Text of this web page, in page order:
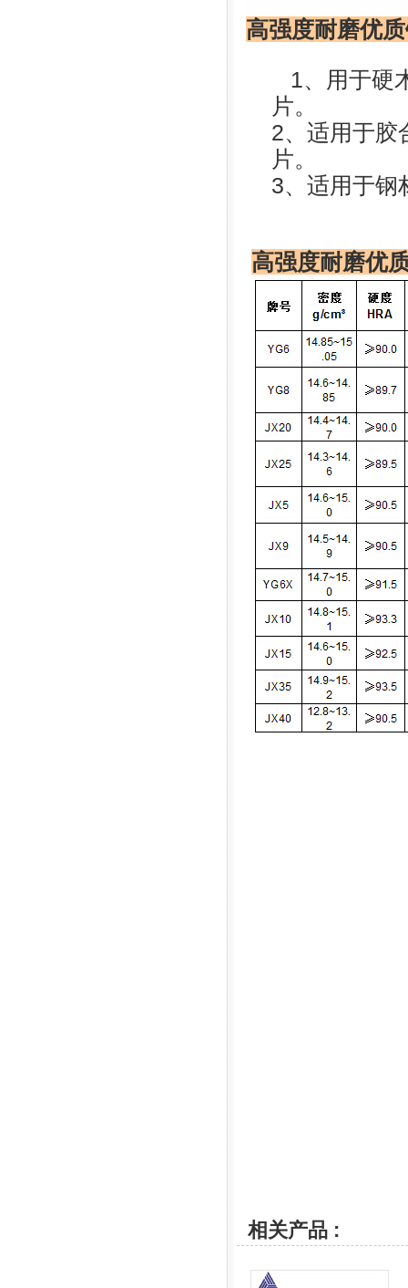
高强度耐磨优质
1、用于硬木
片。
2、适用于胶
片。
3、适用于钢
高强度耐磨优
相关产品 :